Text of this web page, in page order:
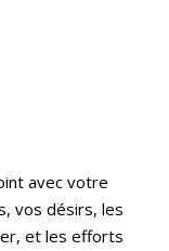
avec votre
vos désirs, les
et les efforts